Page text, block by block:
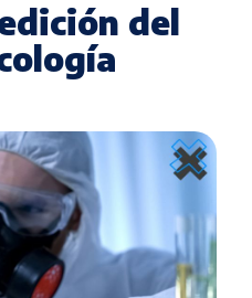
del